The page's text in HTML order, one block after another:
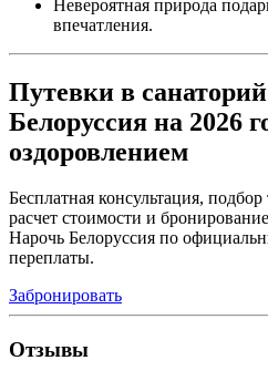
Невероятная природа
впечатления.
Путевки в
Белоруссия на 2026
оздоровлением
Бесплатная консультация,
расчет стоимости и
Нарочь Белоруссия по
переплаты.
Забронировать
Отзывы